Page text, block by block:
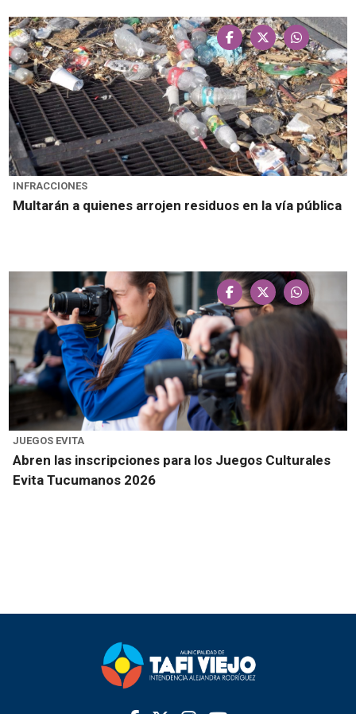
INFRACCIONES
Multarán a quienes arrojen residuos en la vía pública
JUEGOS EVITA
Abren las inscripciones para los Juegos Culturales
Evita Tucumanos 2026